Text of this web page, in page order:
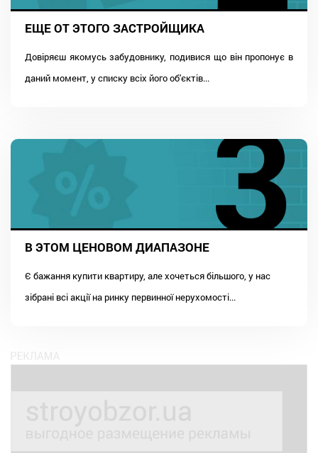
ЕЩЕ ОТ ЭТОГО ЗАСТРОЙЩИКА
Довіряєш якомусь забудовнику, подивися що він пропонує в
даний момент, у списку всіх його об'єктів...
В ЭТОМ ЦЕНОВОМ ДИАПАЗОНЕ
Є бажання купити квартиру, але хочеться більшого, у нас
зібрані всі акції на ринку первинної нерухомості...